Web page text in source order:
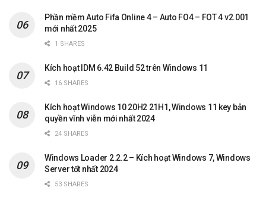
Phần mềm Auto Fifa Online 4 – Auto FO4 – FOT 4 v2.001
mới nhất 2025
1 SHARES
Kích hoạt IDM 6.42 Build 52 trên Windows 11
16 SHARES
Kích hoạt Windows 10 20H2 21H1, Windows 11 key bản
quyền vĩnh viễn mới nhất 2024
24 SHARES
Windows Loader 2.2.2 – Kích hoạt Windows 7, Windows
Server tốt nhất 2024
53 SHARES